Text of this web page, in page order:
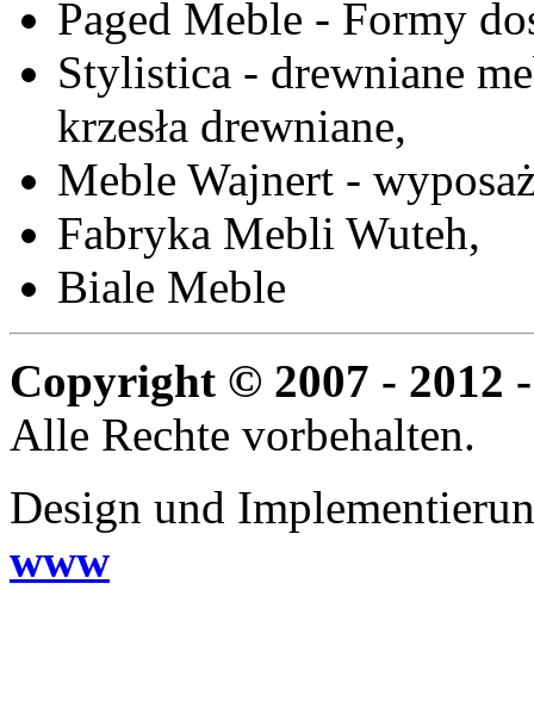
Paged Meble - Formy
Stylistica - drewniane
krzesła drewniane,
Meble Wajnert -
Fabryka Mebli Wuteh,
Biale Meble
Copyright © 2007 - 2012
Alle Rechte vorbehalten.
Design und
www